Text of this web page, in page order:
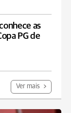
as
PG de
Ver mais